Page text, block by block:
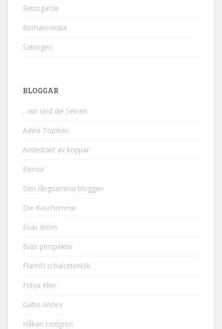
Retrogarde
Romanowska
Salongen
BLOGGAR
…wir sind die Seinen
Adela Toplean
Andedräkt av koppar
Bernur
Den långsamma bloggen
Die Kaschemme
Evas dröm
Evas perspektiv
Flarnfri schalottenlök
Freya Klier
Gabis Annex
Håkan Lindgren